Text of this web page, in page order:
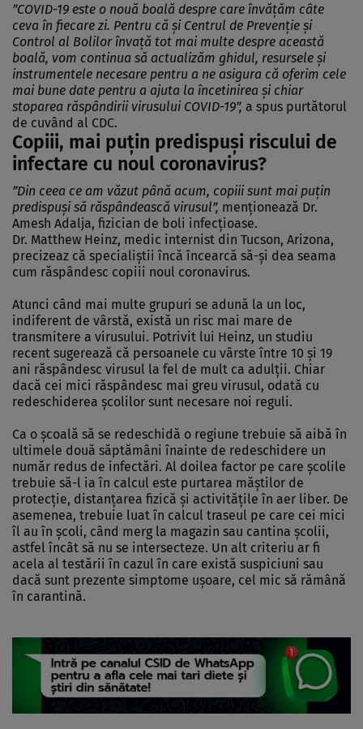
”COVID-19 este o nouă boală despre care învăţăm câte
ceva în fiecare zi. Pentru că şi Centrul de Prevenţie şi
Control al Bolilor învaţă tot mai multe despre această
boală, vom continua să actualizăm ghidul, resursele şi
instrumentele necesare pentru a ne asigura că oferim cele
mai bune date pentru a ajuta la încetinirea şi chiar
stoparea răspândirii virusului COVID-19”, a spus purtătorul
de cuvând al CDC.
Copiii, mai puţin predispuşi riscului de
infectare cu noul coronavirus?
”Din ceea ce am văzut până acum, copiii sunt mai puţin
predispuşi să răspândească virusul”, menţionează Dr.
Amesh Adalja, fizician de boli infecţioase.
Dr. Matthew Heinz, medic internist din Tucson, Arizona,
precizeaz că specialiştii încă încearcă să-şi dea seama
cum răspândesc copiii noul coronavirus.
Atunci când mai multe grupuri se adună la un loc,
indiferent de vârstă, există un risc mai mare de
transmitere a virusului. Potrivit lui Heinz, un studiu
recent sugerează că persoanele cu vârste între 10 şi 19
ani răspândesc virusul la fel de mult ca adulţii. Chiar
dacă cei mici răspândesc mai greu virusul, odată cu
redeschiderea şcolilor sunt necesare noi reguli.
Ca o şcoală să se redeschidă o regiune trebuie să aibă în
ultimele două săptămâni înainte de redeschidere un
număr redus de infectări. Al doilea factor pe care şcolile
trebuie să-l ia în calcul este purtarea măştilor de
protecţie, distanţarea fizică şi activităţile în aer liber. De
asemenea, trebuie luat în calcul traseul pe care cei mici
îl au în şcoli, când merg la magazin sau cantina şcolii,
astfel încât să nu se intersecteze. Un alt criteriu ar fi
acela al testării în cazul în care există suspiciuni sau
dacă sunt prezente simptome uşoare, cel mic să rămână
în carantină.